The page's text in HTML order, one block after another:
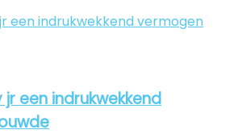
jr een indrukwekkend